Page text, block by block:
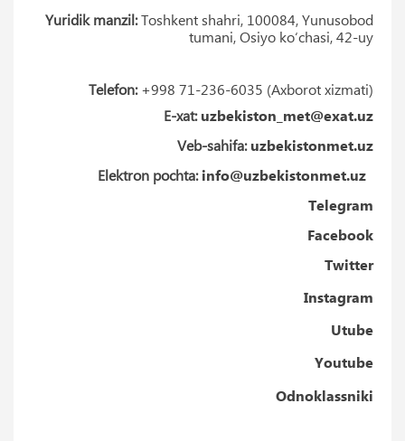
Yuridik manzil:Toshkent shahri, 100084, Yunusobod
tumani, Osiyo ko‘chasi, 42-uy
Telefon:+998 71-236-6035 (Axborot xizmati)
E-xat:uzbekiston_met@exat.uz
Veb-sahifa: uzbekistonmet.uz
Elektron pochta:info@uzbekistonmet.uz
Telegram
Facebook
Twitter
Instagram
Utube
Youtube
Odnoklassniki